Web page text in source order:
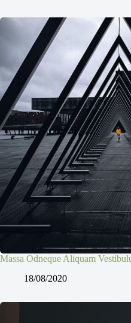
Massa Odneque Aliquam
18/08/2020